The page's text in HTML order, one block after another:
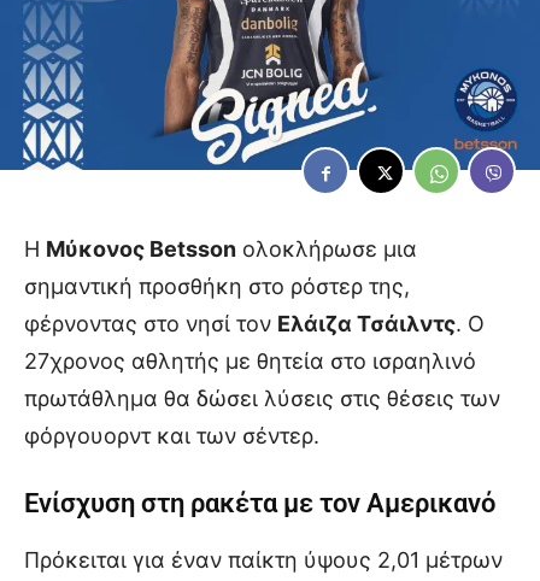
Η Μύκονος Betsson ολοκλήρωσε μια
σημαντική προσθήκη στο ρόστερ της,
φέρνοντας στο νησί τον Ελάιζα Τσάιλντς. Ο
27χρονος αθλητής με θητεία στο ισραηλινό
πρωτάθλημα θα δώσει λύσεις στις θέσεις των
φόργουορντ και των σέντερ.
Ενίσχυση στη ρακέτα με τον Αμερικανό
Πρόκειται για έναν παίκτη ύψους 2,01 μέτρων